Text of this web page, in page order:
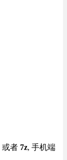
或者 7z, 手机端